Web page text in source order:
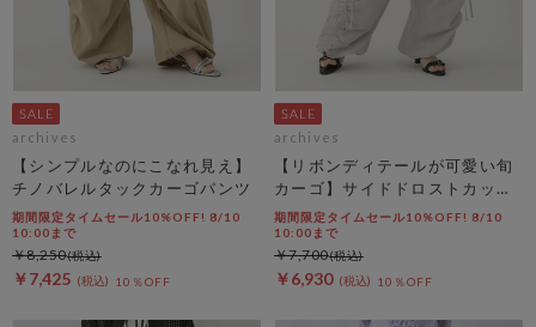
archives
【シンプルなのにこなれ見え】
チノバレルタックカーゴパンツ
期間限定タイムセール10%OFF! 8/10
10:00まで
￥7,425 10％OFF
￥8,250
archives
【リボンディテールが可愛い旬
カーゴ】サイドドロストカット
リボンカーゴＰＴ
期間限定タイムセール10%OFF! 8/10
10:00まで
￥6,930 10％OFF
￥7,700